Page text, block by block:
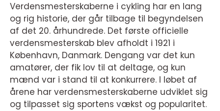
Verdensmesterskaberne i cykling har en lang
og rig historie, der går tilbage til begyndelsen
af det 20. århundrede. Det første officielle
verdensmesterskab blev afholdt i 1921 i
København, Danmark. Dengang var det kun
amatører, der fik lov til at deltage, og kun
mænd var i stand til at konkurrere. I løbet af
årene har verdensmesterskaberne udviklet sig
og tilpasset sig sportens vækst og popularitet.